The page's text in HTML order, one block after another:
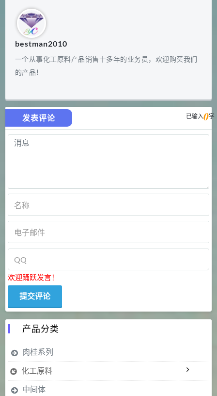
bestman2010
一个从事化工原料产品销售十多年的业务员，欢迎购买我们
的产品！
发表评论 已输入0字
欢迎踊跃发言！
产品分类
肉桂系列
化工原料
中间体